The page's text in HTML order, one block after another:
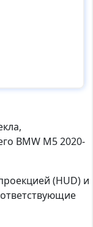
BMW M5 2020-
(HUD) и